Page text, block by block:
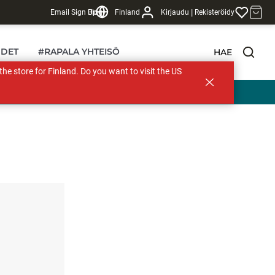
Email Sign UpBlogi Finland Kirjaudu | Rekisteröidy
#RAPALA YHTEISÖ HAE
store for Finland. Do you want to visit the US